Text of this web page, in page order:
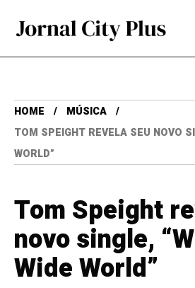
HOME
MÚSICA
TOM SPEIGHT REVELA SEU NOVO
WORLD”
Tom Speight
novo single,
Wide World”